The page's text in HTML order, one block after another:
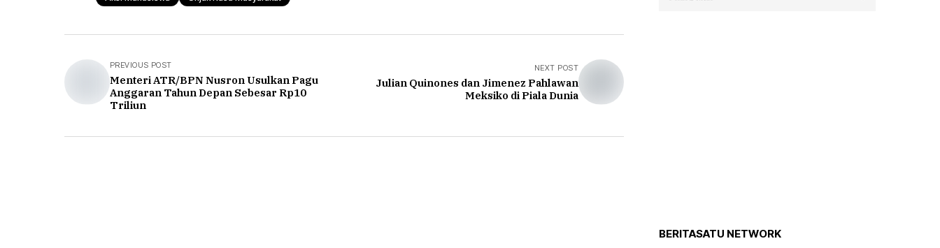
PREVIOUS POST
Menteri ATR/BPN Nusron Usulkan Pagu
Anggaran Tahun Depan Sebesar Rp10
Triliun
NEXT POST
Julian Quinones dan Jimenez Pahlawan
Meksiko di Piala Dunia
BERITASATU NETWORK